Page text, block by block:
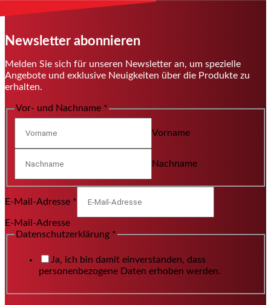
Newsletter abonnieren
Melden Sie sich für unseren Newsletter an, um spezielle
Angebote und exklusive Neuigkeiten über die Produkte zu
erhalten.
Vor- und Nachname *
Vorname
Nachname
E-Mail-Adresse *
E-Mail-Adresse
Datenschutzerklärung *
Ja, ich bin damit einverstanden, dass
personenbezogene Daten erhoben werden.